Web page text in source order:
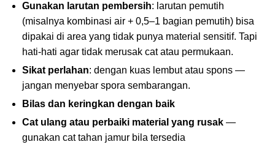
Gunakan larutan pembersih: larutan pemutih
(misalnya kombinasi air + 0,5–1 bagian pemutih) bisa
dipakai di area yang tidak punya material sensitif. Tapi
hati-hati agar tidak merusak cat atau permukaan.
Sikat perlahan: dengan kuas lembut atau spons —
jangan menyebar spora sembarangan.
Bilas dan keringkan dengan baik
Cat ulang atau perbaiki material yang rusak —
gunakan cat tahan jamur bila tersedia